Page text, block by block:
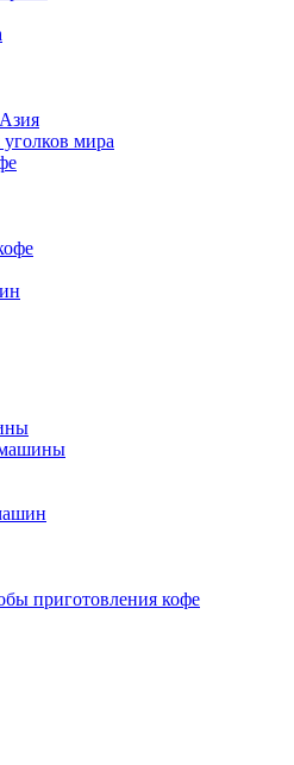
мира
приготовления кофе